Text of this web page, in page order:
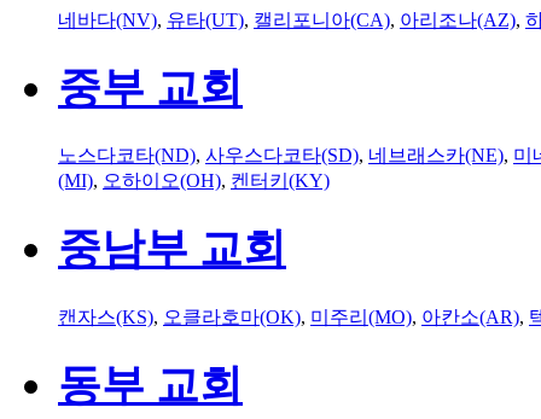
네바다(NV), 유타(UT), 캘리포니아(CA), 아리조나(AZ),
중부 교회
노스다코타(ND), 사우스다코타(SD), 네브래스카(NE), 미
(MI), 오하이오(OH), 켄터키(KY)
중남부 교회
캔자스(KS), 오클라호마(OK), 미주리(MO), 아칸소(AR),
동부 교회